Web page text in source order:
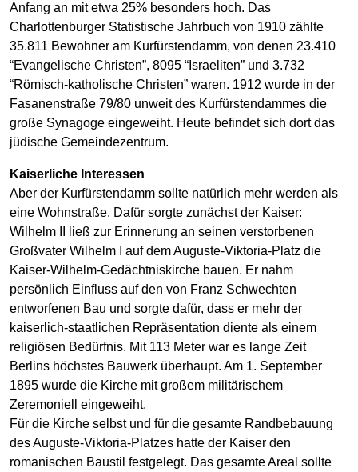
Anfang an mit etwa 25% besonders hoch. Das
Charlottenburger Statistische Jahrbuch von 1910 zählte
35.811 Bewohner am Kurfürstendamm, von denen 23.410
“Evangelische Christen”, 8095 “Israeliten” und 3.732
“Römisch-katholische Christen” waren. 1912 wurde in der
Fasanenstraße 79/80 unweit des Kurfürstendammes die
große Synagoge eingeweiht. Heute befindet sich dort das
jüdische Gemeindezentrum.
Kaiserliche Interessen
Aber der Kurfürstendamm sollte natürlich mehr werden als
eine Wohnstraße. Dafür sorgte zunächst der Kaiser:
Wilhelm II ließ zur Erinnerung an seinen verstorbenen
Großvater Wilhelm I auf dem Auguste-Viktoria-Platz die
Kaiser-Wilhelm-Gedächtniskirche bauen. Er nahm
persönlich Einfluss auf den von Franz Schwechten
entworfenen Bau und sorgte dafür, dass er mehr der
kaiserlich-staatlichen Repräsentation diente als einem
religiösen Bedürfnis. Mit 113 Meter war es lange Zeit
Berlins höchstes Bauwerk überhaupt. Am 1. September
1895 wurde die Kirche mit großem militärischem
Zeremoniell eingeweiht.
Für die Kirche selbst und für die gesamte Randbebauung
des Auguste-Viktoria-Platzes hatte der Kaiser den
romanischen Baustil festgelegt. Das gesamte Areal sollte